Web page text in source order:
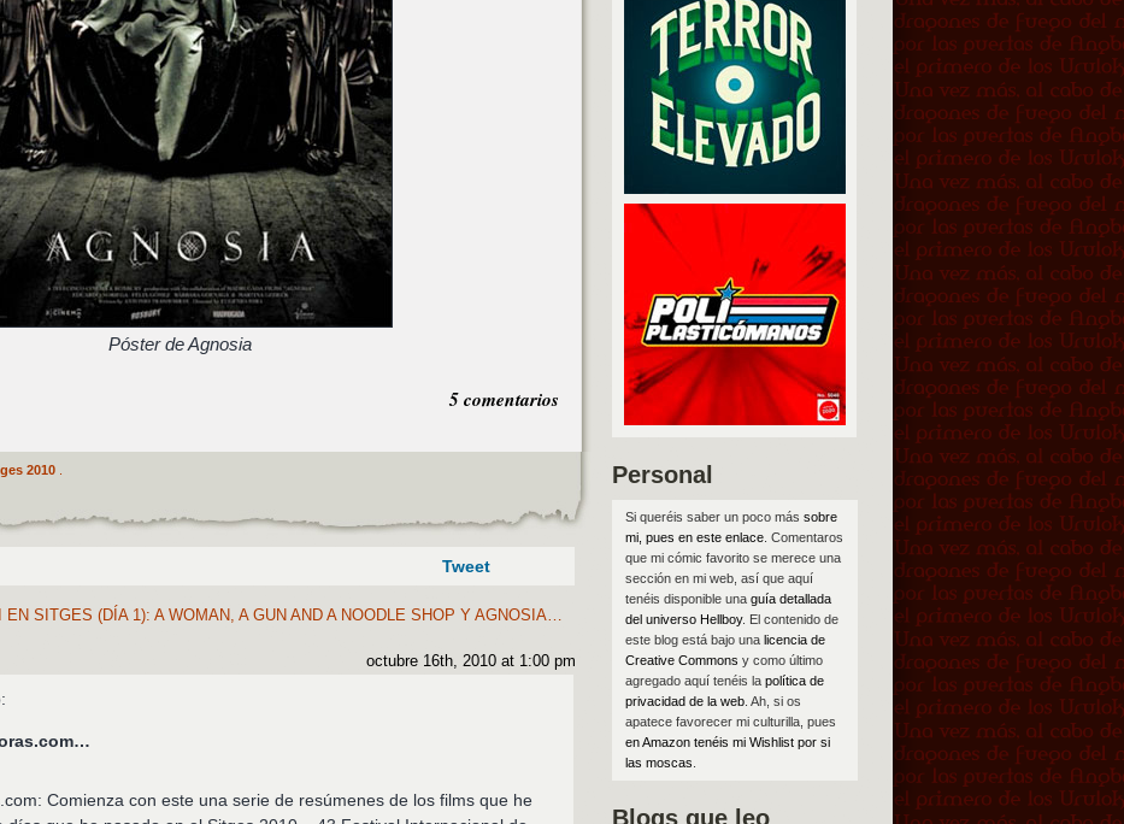
Póster de Agnosia
5 comentarios
2010.
Tweet
EN SITGES (DÍA 1): A WOMAN, A GUN AND A NOODLE SHOP Y AGNOSIA…
octubre 16th, 2010 at 1:00 pm
Comienza con este una serie de resúmenes de los films que he
Personal
Si queréis saber un poco más sobre
mi, pues en este enlace. Comentaros
que mi cómic favorito se merece una
sección en mi web, así que aquí
tenéis disponible una guía detallada
del universo Hellboy. El contenido de
este blog está bajo una licencia de
Creative Commons y como último
agregado aquí tenéis la política de
privacidad de la web. Ah, si os
apatece favorecer mi culturilla, pues
en Amazon tenéis mi Wishlist por si
las moscas
Blogs que leo